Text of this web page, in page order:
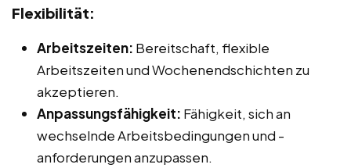
Flexibilität:
Arbeitszeiten: Bereitschaft, flexible
Arbeitszeiten und Wochenendschichten zu
akzeptieren.
Anpassungsfähigkeit: Fähigkeit, sich an
wechselnde Arbeitsbedingungen und -
anforderungen anzupassen.